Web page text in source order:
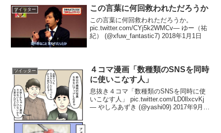
ツイッター この言葉に何回救われただろうか
この言葉に何回救われただろうか。
pic.twitter.com/CYj5k2WMCv— ゆー（祐
紀） (@xfuw_fantastic7) 2018年1月1日
ツイッター
４コマ漫画「数種類のSNSを同時
に使いこなす人」
息抜き４コマ「数種類のSNSを同時に使
いこなす人」 pic.twitter.com/LD0llxcvKj
— やしろあずき (@yashi09) 2017年9月